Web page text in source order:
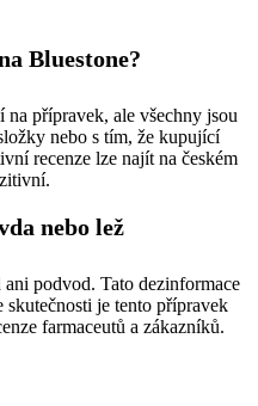
Bluestone?
přípravek, ale všechny jsou
nebo s tím, že kupující
recenze lze najít na českém
nebo lež
podvod. Tato dezinformace
skutečnosti je tento přípravek
farmaceutů a zákazníků.